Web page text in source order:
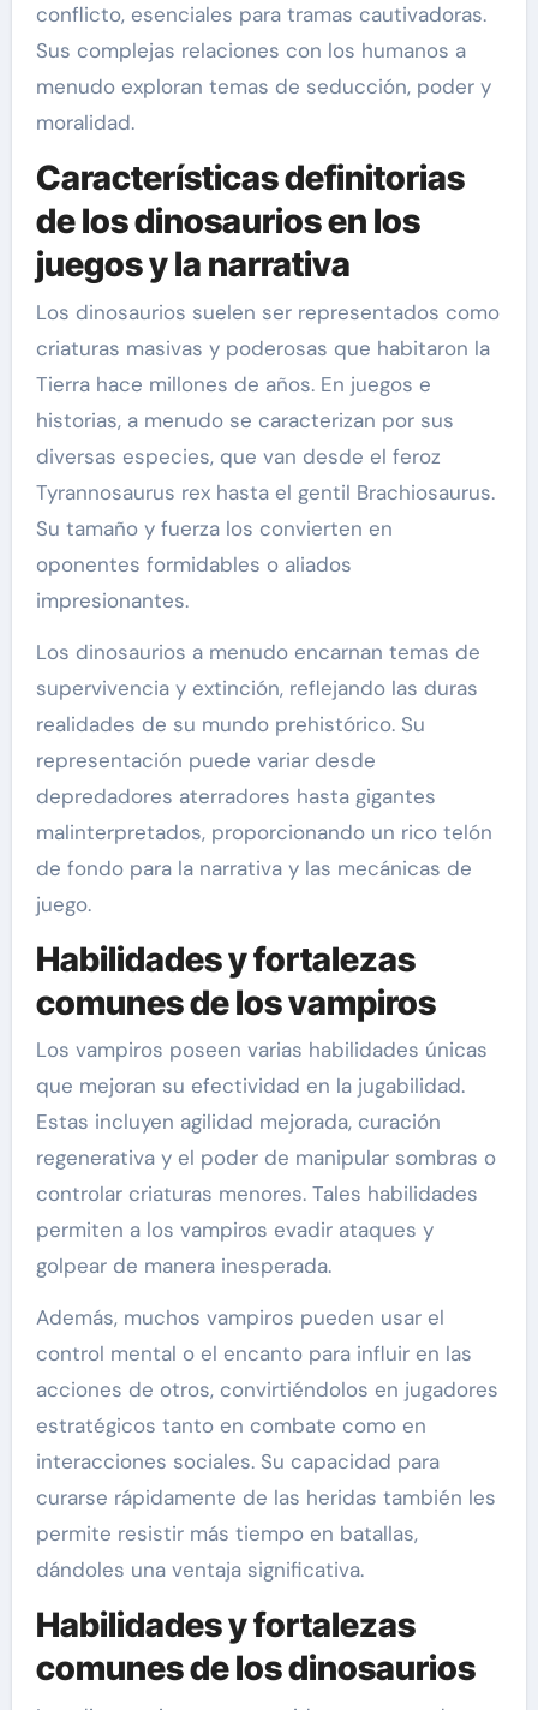
conflicto, esenciales para tramas cautivadoras.
Sus complejas relaciones con los humanos a
menudo exploran temas de seducción, poder y
moralidad.
Características definitorias
de los dinosaurios en los
juegos y la narrativa
Los dinosaurios suelen ser representados como
criaturas masivas y poderosas que habitaron la
Tierra hace millones de años. En juegos e
historias, a menudo se caracterizan por sus
diversas especies, que van desde el feroz
Tyrannosaurus rex hasta el gentil Brachiosaurus.
Su tamaño y fuerza los convierten en
oponentes formidables o aliados
impresionantes.
Los dinosaurios a menudo encarnan temas de
supervivencia y extinción, reflejando las duras
realidades de su mundo prehistórico. Su
representación puede variar desde
depredadores aterradores hasta gigantes
malinterpretados, proporcionando un rico telón
de fondo para la narrativa y las mecánicas de
juego.
Habilidades y fortalezas
comunes de los vampiros
Los vampiros poseen varias habilidades únicas
que mejoran su efectividad en la jugabilidad.
Estas incluyen agilidad mejorada, curación
regenerativa y el poder de manipular sombras o
controlar criaturas menores. Tales habilidades
permiten a los vampiros evadir ataques y
golpear de manera inesperada.
Además, muchos vampiros pueden usar el
control mental o el encanto para influir en las
acciones de otros, convirtiéndolos en jugadores
estratégicos tanto en combate como en
interacciones sociales. Su capacidad para
curarse rápidamente de las heridas también les
permite resistir más tiempo en batallas,
dándoles una ventaja significativa.
Habilidades y fortalezas
comunes de los dinosaurios